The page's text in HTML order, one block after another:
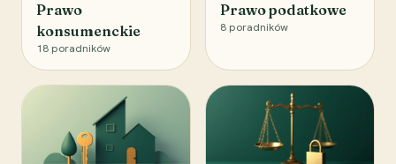
Prawo
konsumenckie
18 poradników
Prawo podatkowe
8 poradników